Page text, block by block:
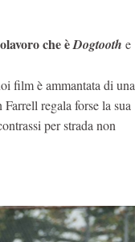
che èDogtooth e
film è ammantata di una
regala forse la sua
per strada non